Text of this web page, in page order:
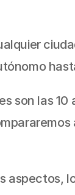
son las
aspectos,